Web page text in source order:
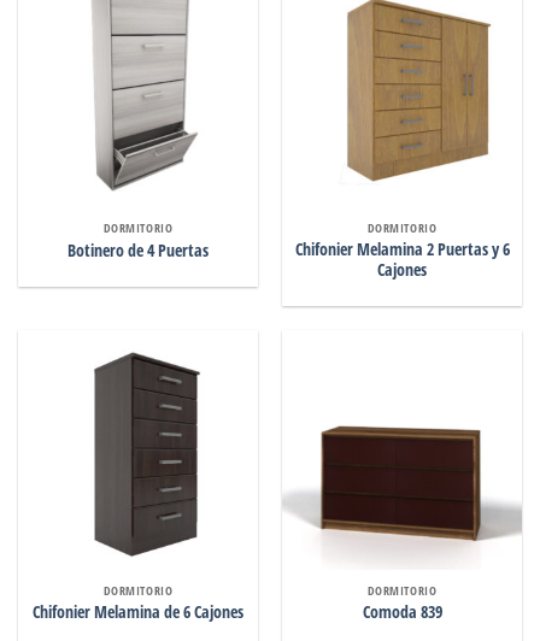
DORMITORIO
Botinero de 4 Puertas
DORMITORIO
Chifonier Melamina 2 Puertas y 6
Cajones
DORMITORIO
Chifonier Melamina de 6 Cajones
DORMITORIO
Comoda 839